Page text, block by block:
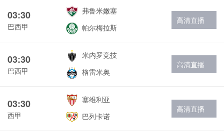
03:30
巴西甲
弗鲁米嫩塞
帕尔梅拉斯
高清直播
03:30
巴西甲
米内罗竞技
格雷米奥
高清直播
03:30
西甲
塞维利亚
巴列卡诺
高清直播